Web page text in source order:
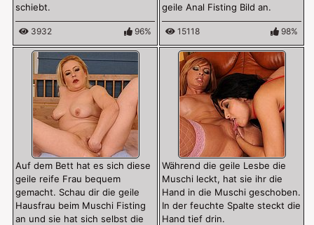
schiebt.
3932 96%
geile Anal Fisting Bild an.
15118 98%
Auf dem Bett hat es sich diese
geile reife Frau bequem
gemacht. Schau dir die geile
Hausfrau beim Muschi Fisting
an und sie hat sich selbst die
Während die geile Lesbe die
Muschi leckt, hat sie ihr die
Hand in die Muschi geschoben.
In der feuchte Spalte steckt die
Hand tief drin.